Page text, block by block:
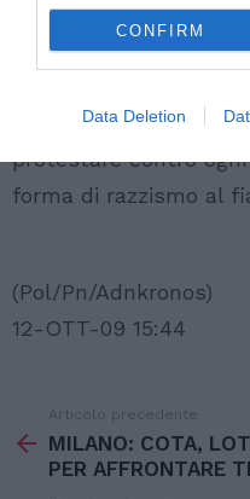
CONFIRM
Data Deletion
frutto della logica di
un governo che vuole
scendera’ in piazza a
protestare contro ogni
forma di razzismo al
(Pol/Pn/Adnkronos)
12-OTT-09 15:44
di
Articolo precedente
MILANO: COTA,
PER AFFRONTARE